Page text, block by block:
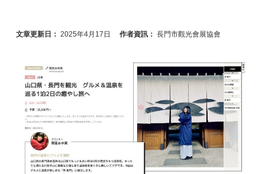
文章更新日： 2025年4月17日 作者資訊： 長門市觀光會展協會